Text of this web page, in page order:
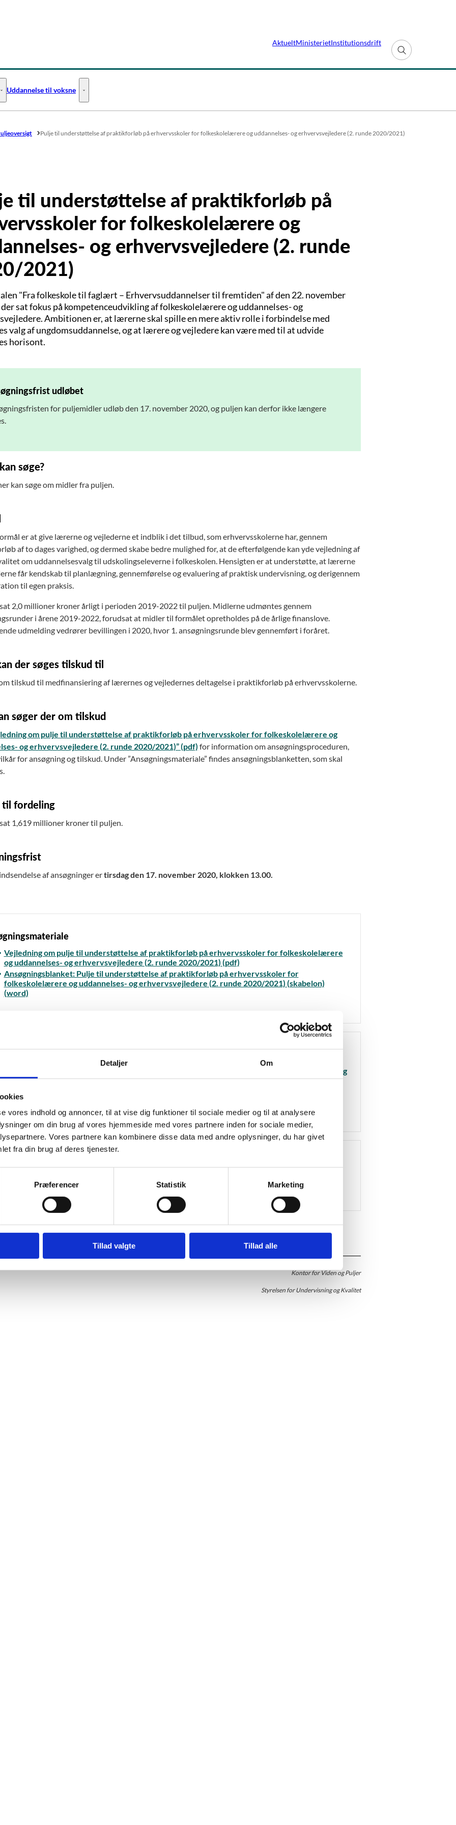
Detaljer Om
vores indhold og annoncer, til at vise dig funktioner til sociale medier og til at analysere
om din brug af vores hjemmeside med vores partnere inden for sociale medier,
Vores partnere kan kombinere disse data med andre oplysninger, du har givet
fra din brug af deres tjenester.
Præferencer Statistik Marketing
Tillad valgte Tillad alle
AktueltMinisterietInstitutionsdrift
Fold søgefelt ud
Uddannelse til unge - Flere links
Uddannelse til voksne Uddannelse til voksne - Flere links
Pulje til understøttelse af praktikforløb på erhvervsskoler for folkeskolelærere og uddannelses- og erhvervsvejledere (2. runde 2020/2021)
til understøttelse af praktikforløb på
for folkeskolelærere og
og erhvervsvejledere (2. runde
2021)
"Fra folkeskole til faglært – Erhvervsuddannelser til fremtiden" af den 22. november
sat fokus på kompetenceudvikling af folkeskolelærere og uddannelses- og
Ambitionen er, at lærerne skal spille en mere aktiv rolle i forbindelse med
valg af ungdomsuddannelse, og at lærere og vejledere kan være med til at udvide
horisont.
udløbet
for puljemidler udløb den 17. november 2020, og puljen kan derfor ikke længere
søge?
kan søge om midler fra puljen.
er at give lærerne og vejlederne et indblik i det tilbud, som erhvervsskolerne har, gennem
af to dages varighed, og dermed skabe bedre mulighed for, at de efterfølgende kan yde vejledning af
om uddannelsesvalg til udskolingseleverne i folkeskolen. Hensigten er at understøtte, at lærerne
får kendskab til planlægning, gennemførelse og evaluering af praktisk undervisning, og derigennem
til egen praksis.
2,0 millioner kroner årligt i perioden 2019-2022 til puljen. Midlerne udmøntes gennem
i årene 2019-2022, forudsat at midler til formålet opretholdes på de årlige finanslove.
udmelding vedrører bevillingen i 2020, hvor 1. ansøgningsrunde blev gennemført i foråret.
der søges tilskud til
tilskud til medfinansiering af lærernes og vejledernes deltagelse i praktikforløb på erhvervsskolerne.
søger der om tilskud
om pulje til understøttelse af praktikforløb på erhvervsskoler for folkeskolelærere og
og erhvervsvejledere (2. runde 2020/2021)” (pdf) for information om ansøgningsproceduren,
for ansøgning og tilskud. Under ”Ansøgningsmateriale” findes ansøgningsblanketten, som skal
fordeling
1,619 millioner kroner til puljen.
af ansøgninger ertirsdag den 17. november 2020, klokken 13.00.
Vejledning om pulje til understøttelse af praktikforløb på erhvervsskoler for folkeskolelærere
og uddannelses- og erhvervsvejledere (2. runde 2020/2021) (pdf)
Ansøgningsblanket: Pulje til understøttelse af praktikforløb på erhvervsskoler for
folkeskolelærere og uddannelses- og erhvervsvejledere (2. runde 2020/2021) (skabelon)
(word)
Slutrapport: Pulje til understøttelse af praktikforløb på erhvervsskoler for folkeskolelærere og
ud-dannelses- og erhvervsvejledere (2. runde 2020/2021) (skabelon) (word)
Regnskabsskema: Pulje til understøttelse af praktikforløb på erhvervsskoler for
folkeskolelærere og uddannelses- og erhvervsvejledere (2. runde 2020/2021) (skabelon) (xls)
hvordan tilskuddet fra puljen er blevet fordelt (pdf)
Kontor for Viden og Puljer
Styrelsen for Undervisning og Kvalitet